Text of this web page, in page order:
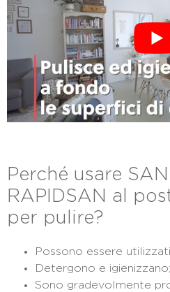
Perché usare
RAPIDSAN al
per pulire?
Possono essere utilizzati
Detergono e igienizzano;
Sono gradevolmente